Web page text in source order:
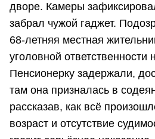
дворе. Камеры
забрал чужой гаджет.
68-летняя местная
уголовной ответственности
Пенсионерку задержали,
там она призналась в
рассказав, как всё
возраст и отсутствие